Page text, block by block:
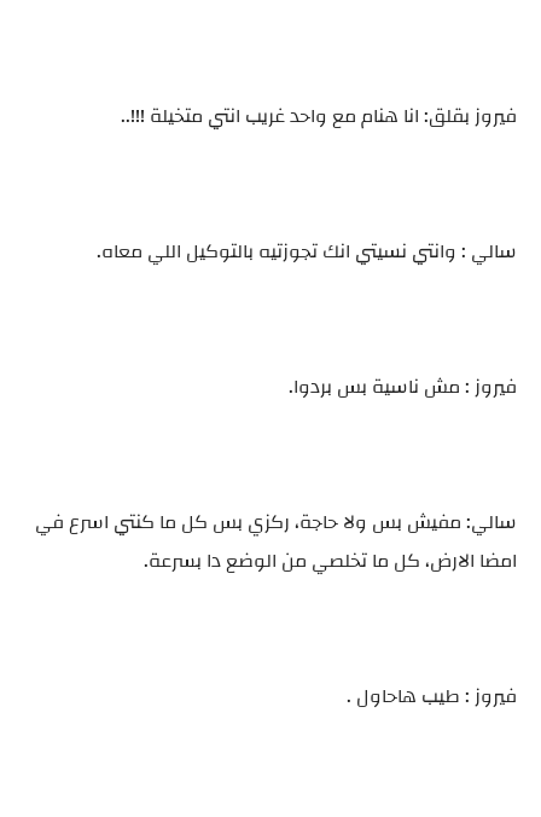
فيروز بقلق: انا هنام مع واحد غريب انتي متخيلة !!!..
سالي : وانتي نسيتي انك تجوزتيه بالتوكيل اللي معاه.
فيروز : مش ناسية بس بردوا.
سالي: مفيش بس ولا حاجة، ركزي بس كل ما كنتي اسرع في
امضا الارض، كل ما تخلصي من الوضع دا بسرعة.
فيروز : طيب هاحاول .